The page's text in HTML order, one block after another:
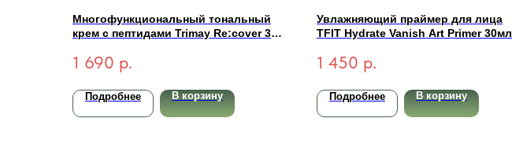
Многофункциональный тональный
крем с пептидами Trimay Re:cover 3-
Light 30мл
1 690 р.
Подробнее В корзину
Увлажняющий праймер для лица
TFIT Hydrate Vanish Art Primer 30мл
1 450 р.
Подробнее В корзину